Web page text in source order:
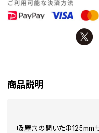
商品説明
吸塵穴の開いたΦ125mmサ